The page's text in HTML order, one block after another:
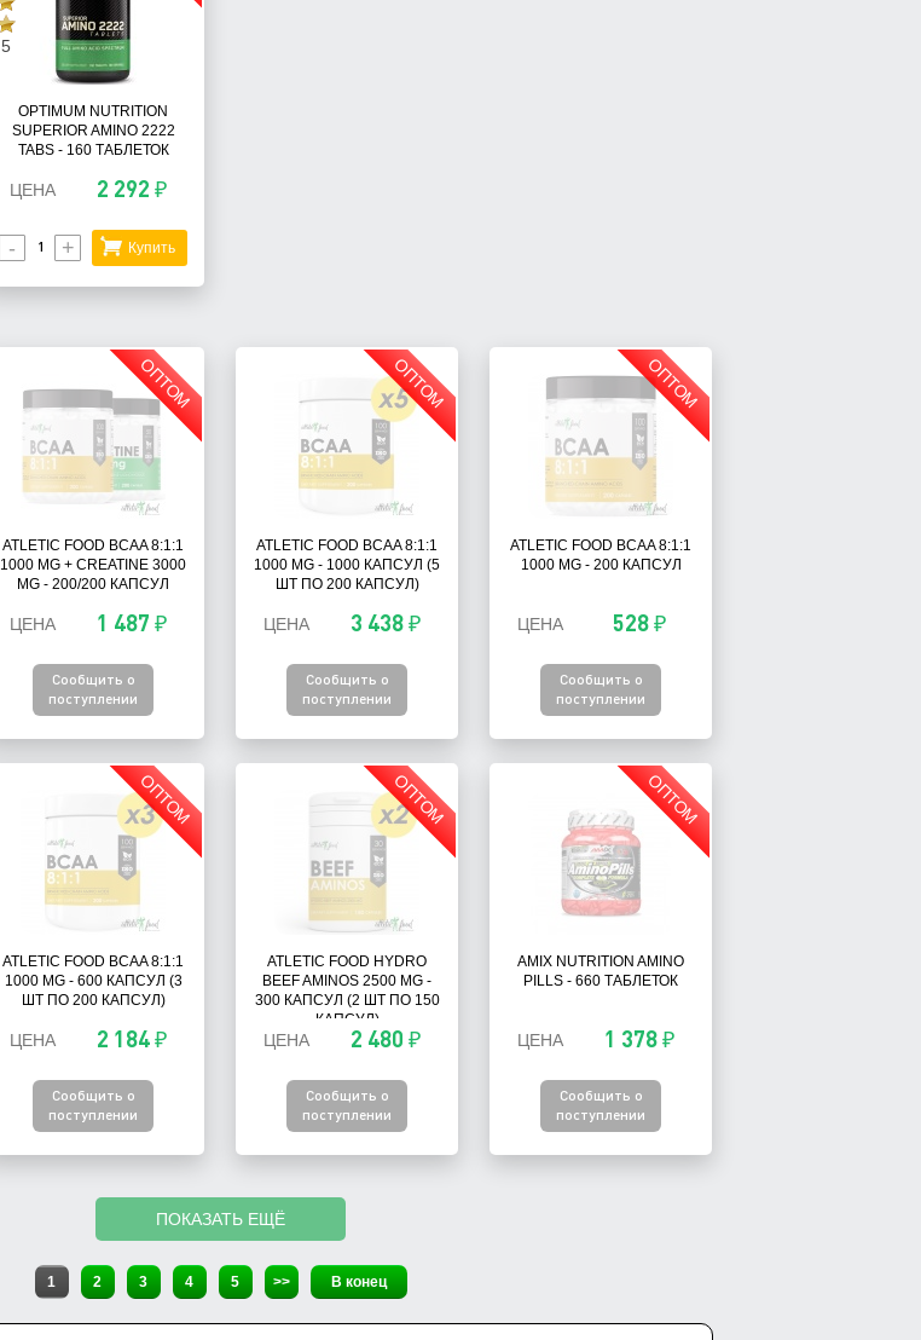
5
OPTIMUM NUTRITION
SUPERIOR AMINO 2222
TABS - 160 ТАБЛЕТОК
ЦЕНА 2 292 ₽
- + Купить
ОПТОМ
ATLETIC FOOD BCAA 8:1:1
1000 MG + CREATINE 3000
MG - 200/200 КАПСУЛ
ЦЕНА 1 487 ₽
Сообщить о
поступлении
ОПТОМ
ATLETIC FOOD BCAA 8:1:1
1000 MG - 1000 КАПСУЛ (5
ШТ ПО 200 КАПСУЛ)
ЦЕНА 3 438 ₽
Сообщить о
поступлении
ОПТОМ
ATLETIC FOOD BCAA 8:1:1
1000 MG - 200 КАПСУЛ
ЦЕНА 528 ₽
Сообщить о
поступлении
ОПТОМ
ATLETIC FOOD BCAA 8:1:1
1000 MG - 600 КАПСУЛ (3
ШТ ПО 200 КАПСУЛ)
ЦЕНА 2 184 ₽
Сообщить о
поступлении
ОПТОМ
ATLETIC FOOD HYDRO
BEEF AMINOS 2500 MG -
300 КАПСУЛ (2 ШТ ПО 150
КАПСУЛ)
ЦЕНА 2 480 ₽
Сообщить о
поступлении
ОПТОМ
AMIX NUTRITION AMINO
PILLS - 660 ТАБЛЕТОК
ЦЕНА 1 378 ₽
Сообщить о
поступлении
ПОКАЗАТЬ ЕЩЁ
1 2 3 4 5 >> В конец